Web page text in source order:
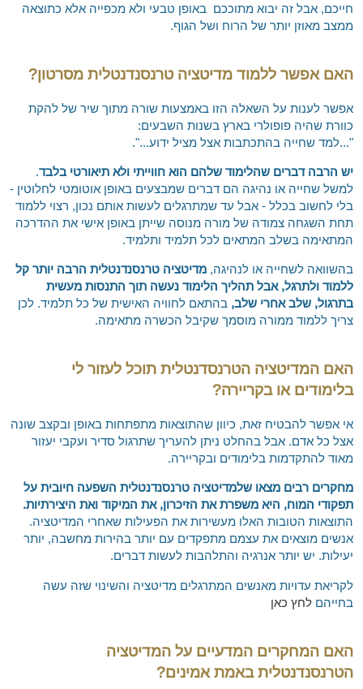
חייכם, אבל זה יבוא מתוככם באופן טבעי ולא מכפייה אלא כתוצאה
ממצב מאוזן יותר של הרוח ושל הגוף.
האם אפשר ללמוד מדיטציה טרנסנדנטלית מסרטון?
אפשר לענות על השאלה הזו באמצעות שורה מתוך שיר של להקת
כוורת שהיה פופולרי בארץ בשנות השבעים:
"...למד שחייה בהתכתבות אצל מציל ידוע...".
יש הרבה דברים שהלימוד שלהם הוא חווייתי ולא תיאורטי בלבד.
למשל שחייה או נהיגה הם דברים שמבצעים באופן אוטומטי לחלוטין -
בלי לחשוב בכלל - אבל עד שמתרגלים לעשות אותם נכון, רצוי ללמוד
תחת השגחה צמודה של מורה מנוסה שייתן באופן אישי את ההדרכה
המתאימה בשלב המתאים לכל תלמיד ותלמיד.
בהשוואה לשחייה או לנהיגה, מדיטציה טרנסנדנטלית הרבה יותר קל
ללמוד ולתרגל, אבל תהליך הלימוד נעשה תוך התנסות מעשית
בתרגול, שלב אחרי שלב, בהתאם לחוויה האישית של כל תלמיד. לכן
צריך ללמוד ממורה מוסמך שקיבל הכשרה מתאימה.
האם המדיטציה הטרנסדנטלית תוכל לעזור לי
בלימודים או בקריירה?
אי אפשר להבטיח זאת, כיוון שהתוצאות מתפתחות באופן ובקצב שונה
אצל כל אדם. אבל בהחלט ניתן להעריך שתרגול סדיר ועקבי יעזור
מאוד להתקדמות בלימודים ובקריירה.
מחקרים רבים מצאו שלמדיטציה טרנסנדנטלית השפעה חיובית על
תפקודי המוח, היא משפרת את הזיכרון, את המיקוד ואת היצירתיות.
התוצאות הטובות האלו מעשירות את הפעילות שאחרי המדיטציה.
אנשים מוצאים את עצמם מתפקדים עם יותר בהירות מחשבה, יותר
יעילות. יש יותר אנרגיה והתלהבות לעשות דברים.
לקריאת עדויות מאנשים המתרגלים מדיטציה והשינוי שזה עשה
בחייהם לחץ כאן
האם המחקרים המדעיים על המדיטציה
הטרנסנדנטלית באמת אמינים?